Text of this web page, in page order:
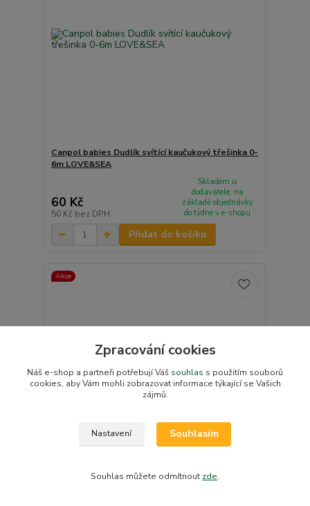
Canpol babies Dudlík svítící kaučukový třešinka 0-
6m LOVE&SEA
60 Kč
50 Kč bez DPH
Skladem u
dodavatele, na
základě objednávky
do týdne v e-shopu
Přidat do košíku
Akce
Canpol babies Dudlík svítící kaučukový třešinka 6-
Zpracování cookies
Náš e-shop a partneři potřebují Váš souhlas s použitím souborů
cookies, aby Vám mohli zobrazovat informace týkající se Vašich
zájmů.
Nastavení Souhlasím
Souhlas můžete odmítnout zde.